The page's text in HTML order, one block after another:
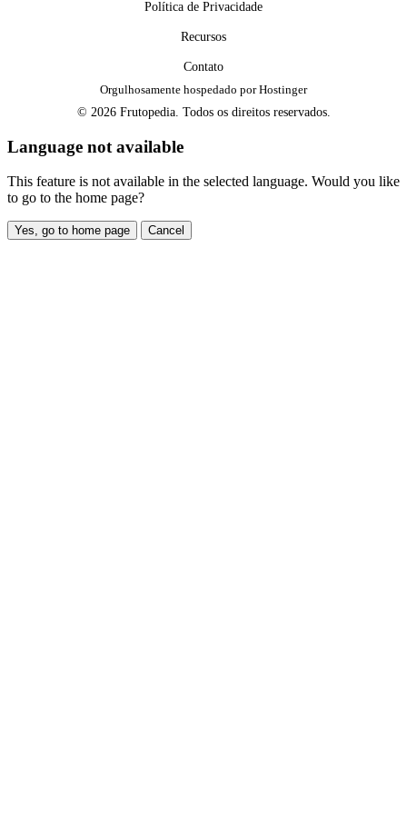
Política de Privacidade
Recursos
Contato
Orgulhosamente hospedado por Hostinger
© 2026 Frutopedia. Todos os direitos reservados.
Language not available
This feature is not available in the selected language. Would you like
to go to the home page?
Yes, go to home page Cancel